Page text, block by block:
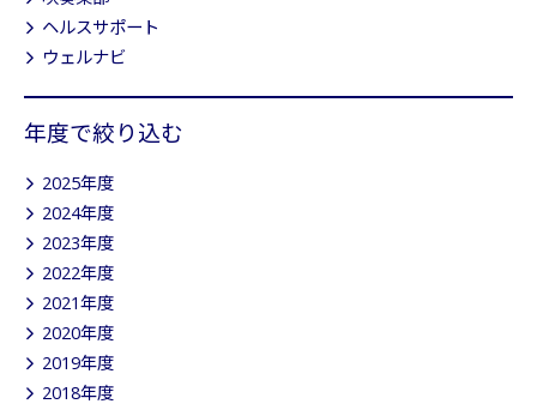
ヘルスサポート
ウェルナビ
年度で絞り込む
2025年度
2024年度
2023年度
2022年度
2021年度
2020年度
2019年度
2018年度